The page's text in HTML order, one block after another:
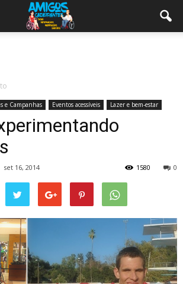
e Campanhas Eventos acessíveis Lazer e bem-estar
set 16, 2014 0
1580